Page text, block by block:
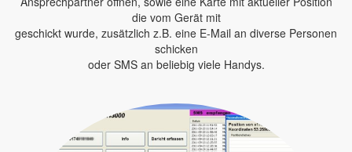
die vom Gerät mit
geschickt wurde, zusätzlich z.B. eine E-Mail an diverse Personen
schicken
oder SMS an beliebig viele Handys.